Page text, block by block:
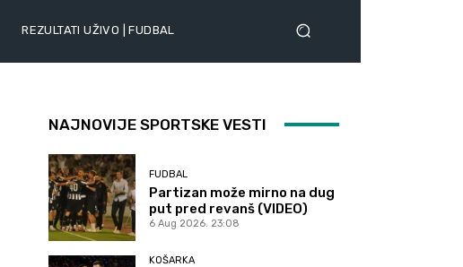
REZULTATI UŽIVO | FUDBAL
NAJNOVIJE SPORTSKE VESTI
FUDBAL
Partizan može mirno na dug
put pred revanš (VIDEO)
6 Aug 2026. 23:08
KOŠARKA